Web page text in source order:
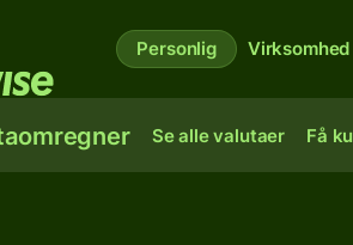
Personlig Virksomhed
Se alle valutaer Få